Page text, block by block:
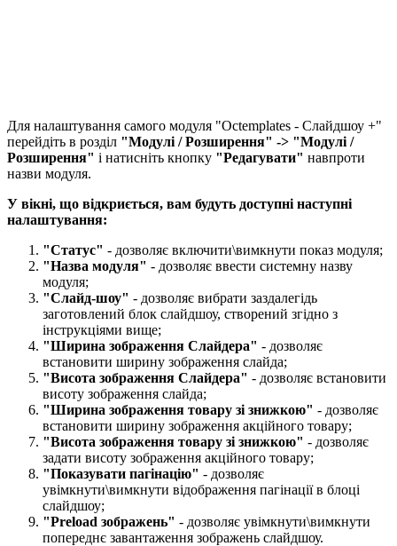
Для налаштування самого модуля "Octemplates - Слайдшоу +"
перейдіть в розділ "Модулі / Розширення" -> "Модулі /
Розширення" і натисніть кнопку "Редагувати" навпроти
назви модуля.
У вікні, що відкриється, вам будуть доступні наступні
налаштування:
"Статус" - дозволяє включити\вимкнути показ модуля;
"Назва модуля" - дозволяє ввести системну назву
модуля;
"Слайд-шоу" - дозволяє вибрати заздалегідь
заготовлений блок слайдшоу, створений згідно з
інструкціями вище;
"Ширина зображення Слайдера​" - дозволяє
встановити ширину зображення слайда;
"Висота зображення Слайдера​" - дозволяє встановити
висоту зображення слайда;
"Ширина зображення товару зі знижкою​" - дозволяє
встановити ширину зображення акційного товару;
"Висота зображення товару зі знижкою​" - дозволяє
задати висоту зображення акційного товару;
"Показувати пагінацію​" - дозволяє
увімкнути\вимкнути відображення пагінації в блоці
слайдшоу;
"Preload зображень" - дозволяє увімкнути\вимкнути
попереднє завантаження зображень слайдшоу.